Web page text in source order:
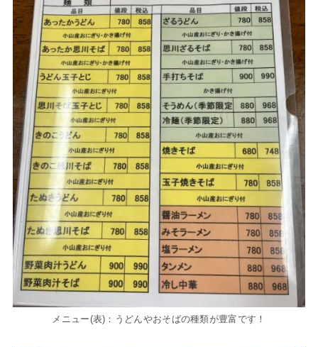
メニュー(表)：うどんやおそばの種類が豊富です！